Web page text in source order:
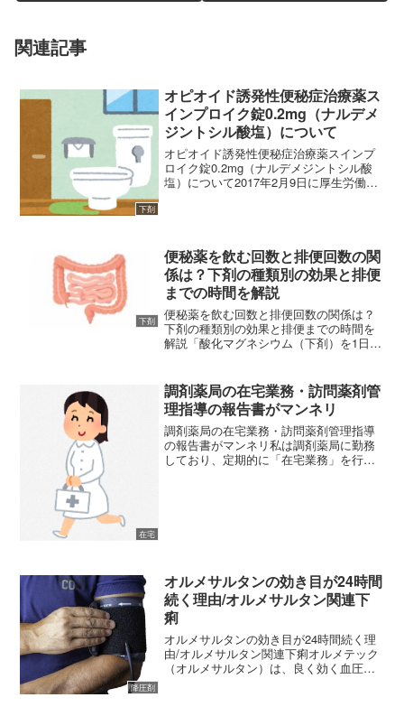
関連記事
下剤
オピオイド誘発性便秘症治療薬ス
インプロイク錠0.2mg（ナルデメ
ジントシル酸塩）について
オピオイド誘発性便秘症治療薬スインプ
ロイク錠0.2mg（ナルデメジントシル酸
塩）について2017年2月9日に厚生労働省
下剤
便秘薬を飲む回数と排便回数の関
係は？下剤の種類別の効果と排便
までの時間を解説
便秘薬を飲む回数と排便回数の関係は？
下剤の種類別の効果と排便までの時間を
解説「酸化マグネシウム（下剤）を1日3
と、毎食後に飲む薬では何が違うのだろ
う？」便秘に悩む多く...
在宅
調剤薬局の在宅業務・訪問薬剤管
理指導の報告書がマンネリ
調剤薬局の在宅業務・訪問薬剤管理指導
の報告書がマンネリ私は調剤薬局に勤務
しており、定期的に「在宅業務」を行っ
降圧剤
オルメサルタンの効き目が24時間
続く理由/オルメサルタン関連下
痢
オルメサルタンの効き目が24時間続く理
由/オルメサルタン関連下痢オルメテック
（オルメサルタン）は、良く効く血圧の